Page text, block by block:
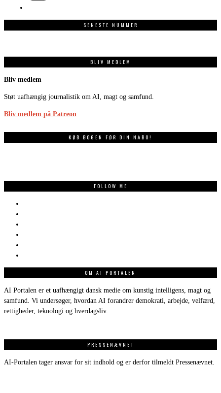
SENESTE NUMMER
BLIV MEDLEM
Bliv medlem
Støt uafhængig journalistik om AI, magt og samfund.
Bliv medlem på Patreon
KØB BOGEN FØR DIN NABO!
FOLLOW ME
OM AI PORTALEN
AI Portalen er et uafhængigt dansk medie om kunstig intelligens, magt og
samfund. Vi undersøger, hvordan AI forandrer demokrati, arbejde, velfærd,
rettigheder, teknologi og hverdagsliv.
PRESSENÆVNET
AI-Portalen tager ansvar for sit indhold og er derfor tilmeldt Pressenævnet.